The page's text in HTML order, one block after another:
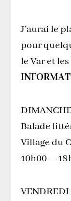
J’aurai le
pour
le Var et
Balade
Village du
10h00 –
VENDREDI